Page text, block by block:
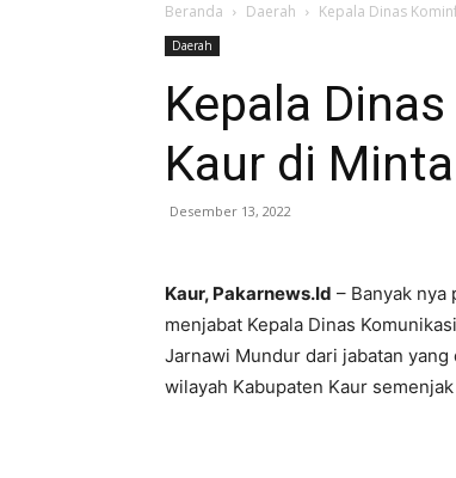
Beranda Daerah Kepala Dinas
Daerah
Kepala
Kaur di
Desember 13, 2022
Kaur, Pakarnews.Id – Banyak nya
menjabat Kepala Dinas
Jarnawi Mundur dari jabatan
wilayah Kabupaten Kaur